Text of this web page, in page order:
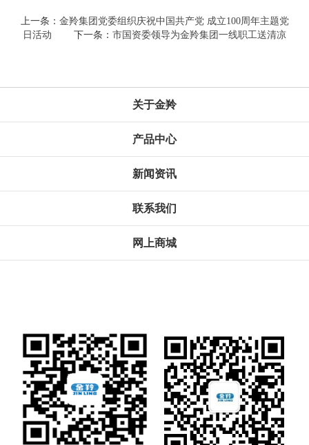
上一条： 金羚集团党委组织庆祝中国共产党 成立100周年主题党
日活动 下一条： 市国资委领导为金羚集团一线职工送清凉
关于金羚
产品中心
新闻资讯
联系我们
网上商城